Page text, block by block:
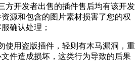
方开发者出售的插件售后均有该开发
源和包含的图片素材损害了您的权
确认处理；
使用盗版插件，轻则有木马漏洞，重
件造成损坏，这类行为导致的后果